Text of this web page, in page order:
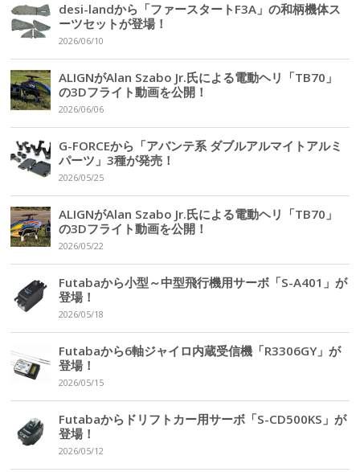
desi-landから「ファースタートF3A」の和柄機体ス
ーツセットが登場！
2026/06/10
ALIGNがAlan Szabo Jr.氏による電動ヘリ「TB70」
の3Dフライト動画を公開！
2026/06/06
G-FORCEから「アバンテ系 ダブルアルマイトアルミ
パーツ」3種が発売！
2026/05/25
ALIGNがAlan Szabo Jr.氏による電動ヘリ「TB70」
の3Dフライト動画を公開！
2026/05/22
Futabaから小型～中型飛行機用サーボ「S-A401」が
登場！
2026/05/18
Futabaから6軸ジャイロ内蔵受信機「R3306GY」が
登場！
2026/05/15
Futabaからドリフトカー用サーボ「S-CD500KS」が
登場！
2026/05/12